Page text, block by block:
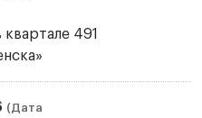
491
(Дата